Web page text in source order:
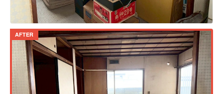
AFTER